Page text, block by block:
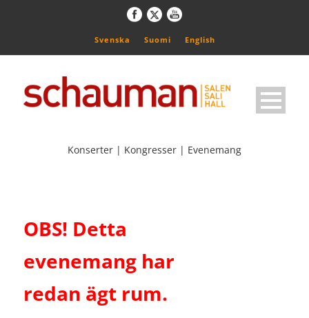
Svenska Suomi English
Konserter | Kongresser | Evenemang
OBS! Detta
evenemang har
redan ägt rum.